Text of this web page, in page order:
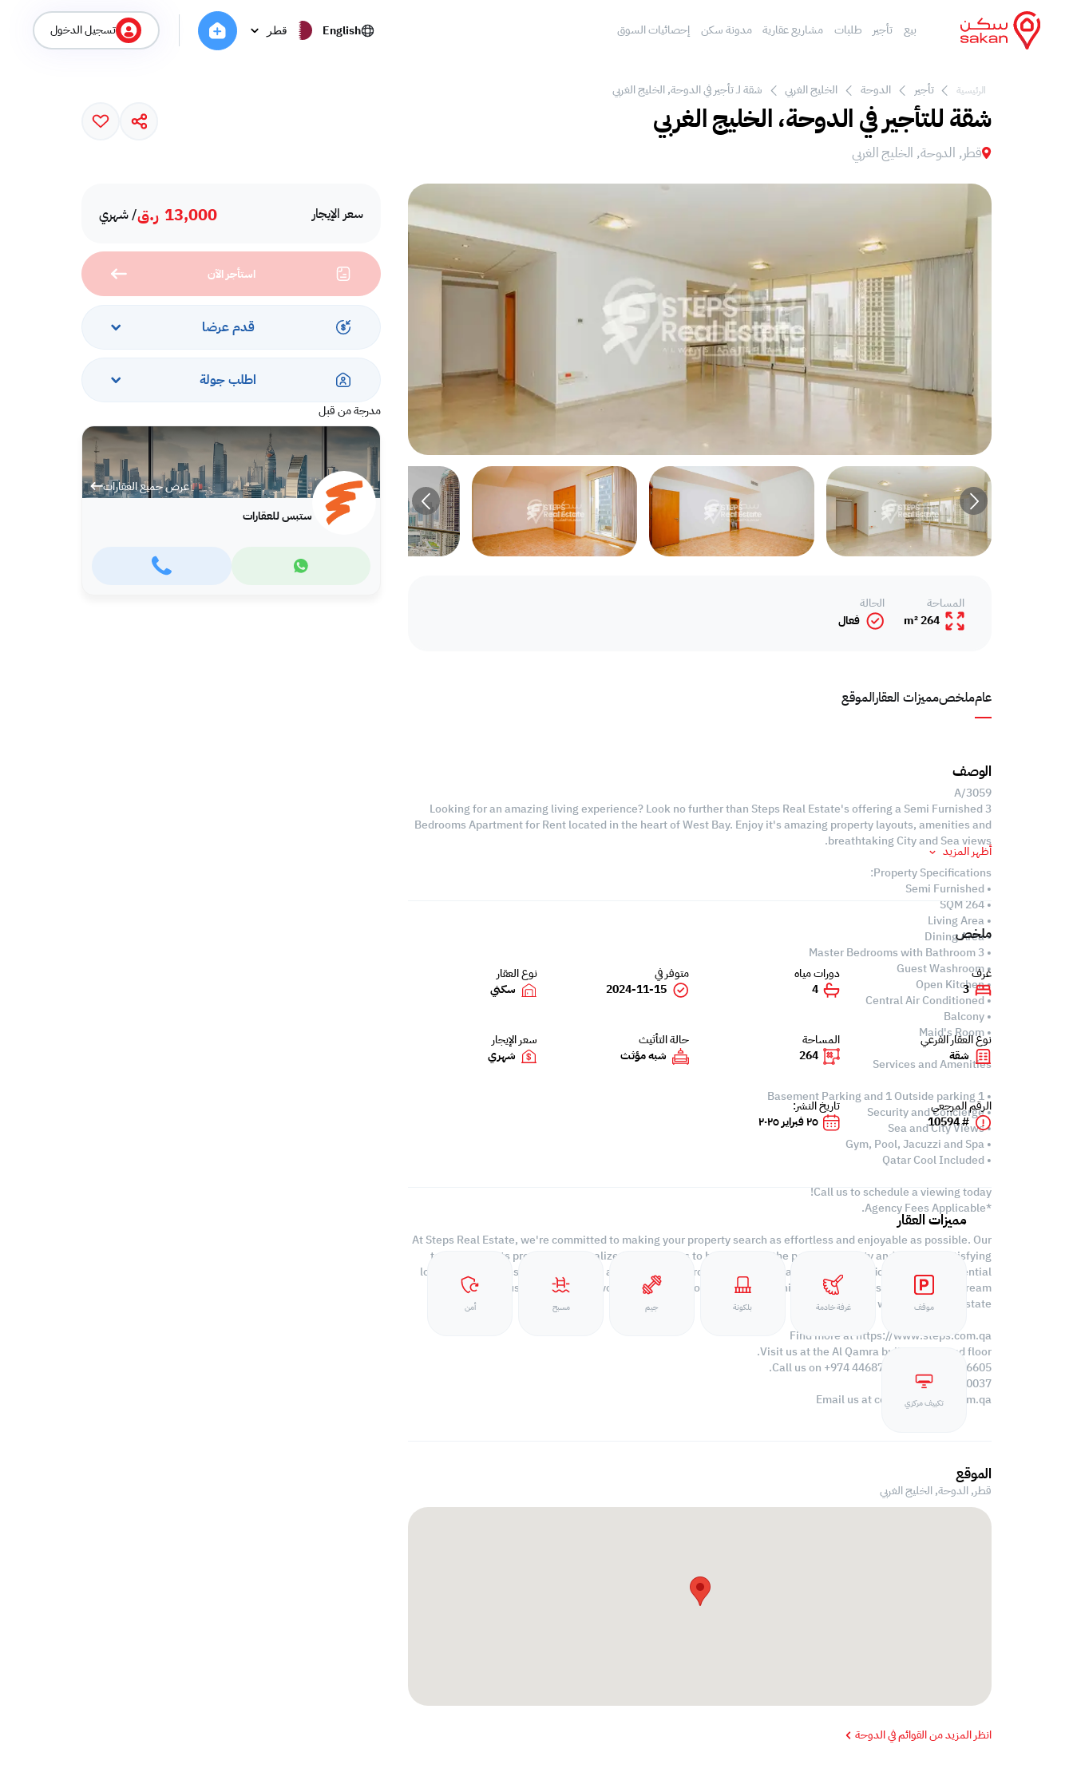
بيع تأجير طلبات مشاريع عقارية مدونة سكن إحصائيات السوق English قطر تسجيل الدخول
الرئيسية تأجير الدوحة الخليج الغربي شقة لـ تأجير في الدوحة, الخليج الغربي
شقة للتأجير في الدوحة، الخليج الغربي
قطر, الدوحة, الخليج الغربي
سعر الإيجار 13,000 ر.ق/ شهري
استأجر الآن
قدم عرضا
اطلب جولة
مدرجة من قبل
عرض جميع العقارات
ستبس للعقارات
عامملخصمميزات العقارالموقع
المساحة
264 m²
الحالة
فعال
الوصف
A/3059
Looking for an amazing living experience? Look no further than Steps Real Estate's offering a Semi Furnished 3
Bedrooms Apartment for Rent located in the heart of West Bay. Enjoy it's amazing property layouts, amenities and
breathtaking City and Sea views.
Property Specifications:
• Semi Furnished
• 264 SQM
• Living Area
• Dining Area
• 3 Master Bedrooms with Bathroom
• Guest Washroom
• Open Kitchen
• Central Air Conditioned
• Balcony
• Maid's Room
Services and Amenities
• 1 Basement Parking and 1 Outside parking
• Security and Concierge
• Sea and City Views
• Gym, Pool, Jacuzzi and Spa
• Qatar Cool Included
Call us to schedule a viewing today!
*Agency Fees Applicable.
At Steps Real Estate, we're committed to making your property search as effortless and enjoyable as possible. Our
team of experts provides personalized experiences to help you find the perfect property and create a satisfying
long-term relationship with us. With a wide range of properties across Qatar, including offices, shops, residential
and warehouse spaces, we'll work closely with you to meet your unique requirements. Discover your dream
property with Steps Real Estate!
Find more at https://www.steps.com.qa
Visit us at the Al Qamra building, second floor.
Call us on +974 44687461 / +974 66346605.
Licensed no. 000037
contact@steps.com.qa
أظهر المزيد
ملخص
غرف
3
دورات مياه
4
متوفر في
2024-11-15
نوع العقار
سكني
نوع العقار الفرعي
شقة
المساحة
264
حالة التأثيث
شبه مؤثث
سعر الإيجار
شهري
الرقم المرجعي
# 10594
تاريخ النشر:
٢٥ فبراير ٢٠٢٥
مميزات العقار
موقف غرفة خادمة بلكونة جيم مسبح أمن
تكييف مركزي
الموقع
قطر, الدوحة,الخليج الغربي
انظر المزيد من القوائم في الدوحة